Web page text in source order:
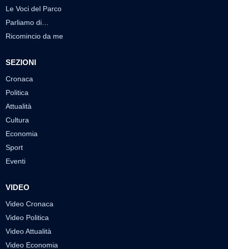
Le Voci del Parco
Parliamo di…
Ricomincio da me
SEZIONI
Cronaca
Politica
Attualità
Cultura
Economia
Sport
Eventi
VIDEO
Video Cronaca
Video Politica
Video Attualità
Video Economia